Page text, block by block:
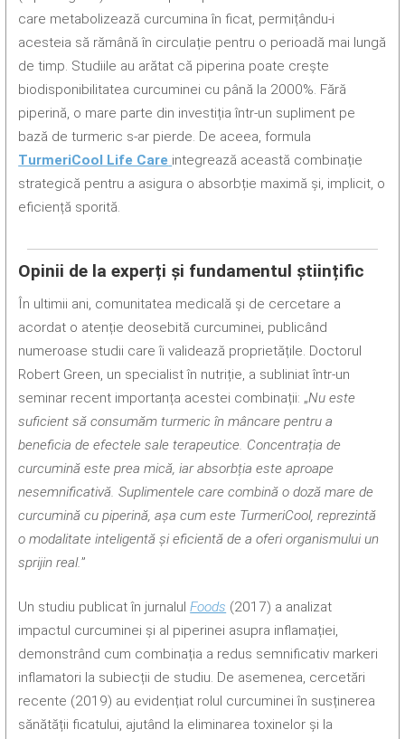
care metabolizează curcumina în ficat, permițându-i
acesteia să rămână în circulație pentru o perioadă mai lungă
de timp. Studiile au arătat că piperina poate crește
biodisponibilitatea curcuminei cu până la 2000%. Fără
piperină, o mare parte din investiția într-un supliment pe
bază de turmeric s-ar pierde. De aceea, formula
TurmeriCool Life Care integrează această combinație
strategică pentru a asigura o absorbție maximă și, implicit, o
eficiență sporită.
Opinii de la experți și fundamentul științific
În ultimii ani, comunitatea medicală și de cercetare a
acordat o atenție deosebită curcuminei, publicând
numeroase studii care îi validează proprietățile. Doctorul
Robert Green, un specialist în nutriție, a subliniat într-un
seminar recent importanța acestei combinații: „Nu este
suficient să consumăm turmeric în mâncare pentru a
beneficia de efectele sale terapeutice. Concentrația de
curcumină este prea mică, iar absorbția este aproape
nesemnificativă. Suplimentele care combină o doză mare de
curcumină cu piperină, așa cum este TurmeriCool, reprezintă
o modalitate inteligentă și eficientă de a oferi organismului un
sprijin real.”
Un studiu publicat în jurnalulFoods (2017) a analizat
impactul curcuminei și al piperinei asupra inflamației,
demonstrând cum combinația a redus semnificativ markeri
inflamatori la subiecții de studiu. De asemenea, cercetări
recente (2019) au evidențiat rolul curcuminei în susținerea
sănătății ficatului, ajutând la eliminarea toxinelor și la